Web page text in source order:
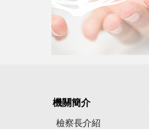
機關簡介
檢察長介紹